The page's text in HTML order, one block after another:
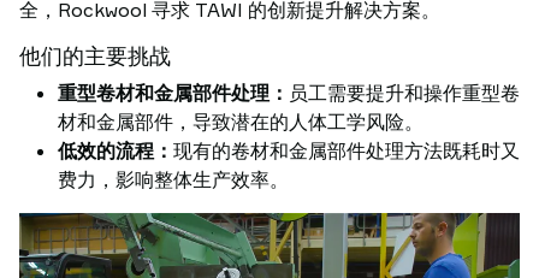
全，Rockwool 寻求 TAWI 的创新提升解决方案。
他们的主要挑战
重型卷材和金属部件处理： 员工需要提升和操作重型卷
材和金属部件，导致潜在的人体工学风险。
低效的流程： 现有的卷材和金属部件处理方法既耗时又
费力，影响整体生产效率。
择
TAWI